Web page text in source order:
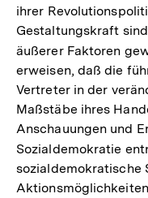
ihrer
Gestaltungskraft
äußerer Faktoren
erweisen, daß die
Vertreter in der
Maßstäbe ihres
Anschauungen und
Sozialdemokratie
sozialdemokratische